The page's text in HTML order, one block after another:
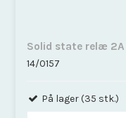
Solid state relæ 2A
14/0157
På lager (35 stk.)